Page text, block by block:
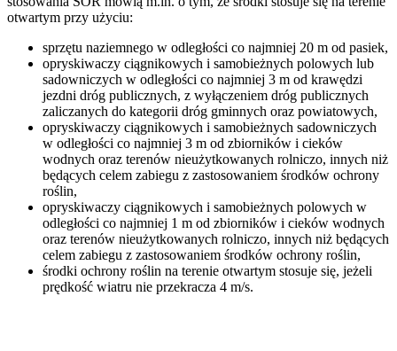
otwartym przy użyciu:
sprzętu naziemnego w odległości co najmniej 20 m od pasiek,
opryskiwaczy ciągnikowych i samobieżnych polowych lub
sadowniczych w odległości co najmniej 3 m od krawędzi
jezdni dróg publicznych, z wyłączeniem dróg publicznych
zaliczanych do kategorii dróg gminnych oraz powiatowych,
opryskiwaczy ciągnikowych i samobieżnych sadowniczych
w odległości co najmniej 3 m od zbiorników i cieków
wodnych oraz terenów nieużytkowanych rolniczo, innych niż
będących celem zabiegu z zastosowaniem środków ochrony
roślin,
opryskiwaczy ciągnikowych i samobieżnych polowych w
odległości co najmniej 1 m od zbiorników i cieków wodnych
oraz terenów nieużytkowanych rolniczo, innych niż będących
celem zabiegu z zastosowaniem środków ochrony roślin,
środki ochrony roślin na terenie otwartym stosuje się, jeżeli
prędkość wiatru nie przekracza 4 m/s.